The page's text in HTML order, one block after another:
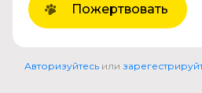
Пожертвовать
Авторизуйтесь или